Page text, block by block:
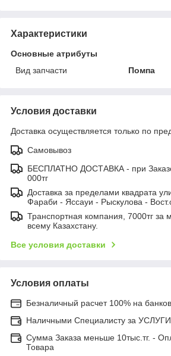
Характеристики
Основные атрибуты
Вид запчасти
Помпа
Условия доставки
Доставка осуществляется только по
Самовывоз
БЕСПЛАТНО ДОСТАВКА - при
000тг
Доставка за пределами квадрата
Фараби - Яссауи - Рыскулова -
Транспортная компания, 7000тг за
всему Казахстану.
Все условия доставки
Условия оплаты
Безналичный расчет 100% на
Наличными Специалисту за УСЛУГИ
Сумма Заказа меньше 10тыс.тг. -
Товара